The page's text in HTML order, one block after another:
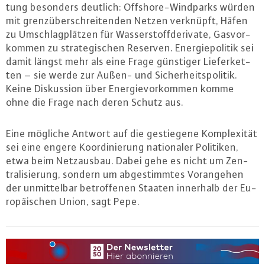
tung besonders deutlich: Off­shore-Wind­parks würden
mit grenz­über­schrei­ten­den Netzen verknüpft, Häfen
zu Um­schlag­plät­zen für Was­ser­stoff­de­ri­va­te, Gas­vor­
kom­men zu stra­te­gi­schen Reserven. En­er­gie­po­li­tik sei
damit längst mehr als eine Frage günstiger Lie­fer­ket­
ten – sie werde zur Außen- und Si­cher­heits­po­li­tik.
Keine Dis­kus­si­on über En­er­gie­vor­kom­men komme
ohne die Frage nach deren Schutz aus.
Eine mögliche Antwort auf die ge­stie­ge­ne Kom­ple­xi­tät
sei eine engere Ko­or­di­nie­rung na­tio­na­ler Politiken,
etwa beim Netz­aus­bau. Dabei gehe es nicht um Zen­
tra­li­sie­rung, sondern um ab­ge­stimm­tes Vor­an­ge­hen
der un­mit­tel­bar be­trof­fe­nen Staaten innerhalb der Eu­
ro­päi­schen Union, sagt Pepe.